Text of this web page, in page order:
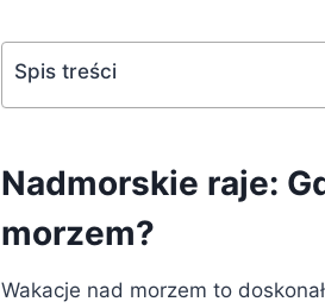
Spis treści
Nadmorskie raje:
morzem?
Wakacje nad morzem to